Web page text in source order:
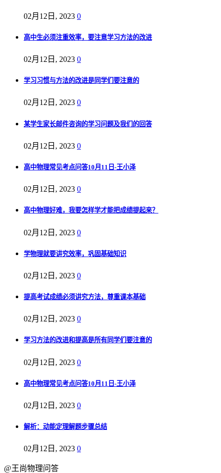
02月12日, 2023 0
高中生必须注重效率，要注意学习方法的改进
02月12日, 2023 0
学习习惯与方法的改进是同学们要注意的
02月12日, 2023 0
某学生家长邮件咨询的学习问题及我们的回答
02月12日, 2023 0
高中物理常见考点问答10月11日-王小泽
02月12日, 2023 0
高中物理好难，我要怎样学才能把成绩提起来？
02月12日, 2023 0
学物理就要讲究效率，巩固基础知识
02月12日, 2023 0
提高考试成绩必须讲究方法，尊重课本基础
02月12日, 2023 0
学习方法的改进和提高是所有同学们要注意的
02月12日, 2023 0
高中物理常见考点问答10月11日-王小泽
02月12日, 2023 0
解析：动能定理解题步骤总结
02月12日, 2023 0
@王尚物理问答